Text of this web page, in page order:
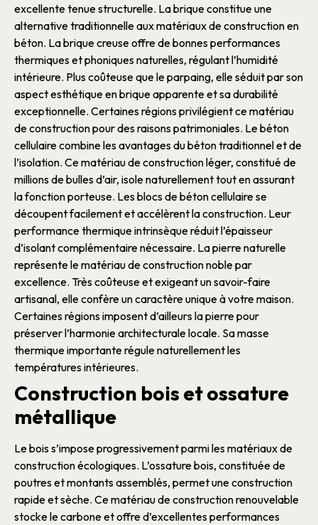
excellente tenue structurelle. Labriqueconstitue une
alternative traditionnelle auxmatériaux de constructionen
béton. Labriquecreuse offre de bonnes performances
thermiquesetphoniquesnaturelles, régulant l’humidité
intérieure. Plus coûteuse que leparpaing, elle séduit par son
aspect esthétique enbriqueapparente et sa durabilité
exceptionnelle. Certaines régions privilégient cematériau
de constructionpour des raisons patrimoniales. Lebéton
cellulairecombine les avantages dubétontraditionnel et de
l’isolation. Cematériau de constructionléger, constitué de
millions de bulles d’air, isole naturellement tout en assurant
la fonction porteuse. Les blocs debétoncellulaire se
découpent facilement et accélèrent laconstruction. Leur
performancethermiqueintrinsèque réduit l’épaisseur
d’isolantcomplémentaire nécessaire. Lapierrenaturelle
représente lematériau de constructionnoble par
excellence. Très coûteuse et exigeant un savoir-faire
artisanal, elle confère un caractère unique à votremaison.
Certaines régions imposent d’ailleurs lapierrepour
préserver l’harmonie architecturale locale. Sa masse
thermique importante régule naturellement les
températures intérieures.
Construction bois et ossature
métallique
Leboiss’impose progressivement parmi lesmatériaux de
constructionécologiques. L’ossaturebois, constituée de
poutreset montants assemblés, permet uneconstruction
rapide et sèche. Cematériau de constructionrenouvelable
stocke le carbone et offre d’excellentes performances